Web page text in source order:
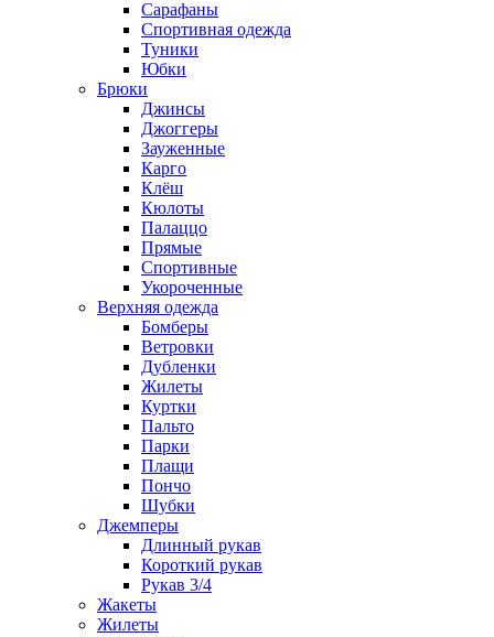
Сарафаны
Спортивная одежда
Туники
Юбки
Брюки
Джинсы
Джоггеры
Зауженные
Карго
Клёш
Кюлоты
Палаццо
Прямые
Спортивные
Укороченные
Верхняя одежда
Бомберы
Ветровки
Дубленки
Жилеты
Куртки
Пальто
Парки
Плащи
Пончо
Шубки
Джемперы
Длинный рукав
Короткий рукав
Рукав 3/4
Жакеты
Жилеты